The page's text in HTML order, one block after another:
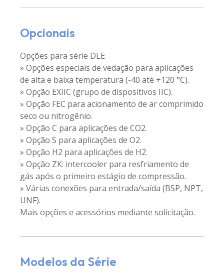
Opcionais
Opções para série DLE
» Opções especiais de vedação para aplicações
de alta e baixa temperatura (-40 até +120 °C).
» Opção EXIIC (grupo de dispositivos IIC).
» Opção FEC para acionamento de ar comprimido
seco ou nitrogênio.
» Opção C para aplicações de CO2.
» Opção S para aplicações de O2.
» Opção H2 para aplicações de H2.
» Opção ZK: intercooler para resfriamento de
gás após o primeiro estágio de compressão.
» Várias conexões para entrada/saída (BSP, NPT,
UNF).
Mais opções e acessórios mediante solicitação.
Modelos da Série